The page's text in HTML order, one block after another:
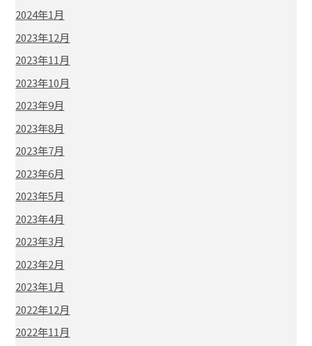
2024年1月
2023年12月
2023年11月
2023年10月
2023年9月
2023年8月
2023年7月
2023年6月
2023年5月
2023年4月
2023年3月
2023年2月
2023年1月
2022年12月
2022年11月